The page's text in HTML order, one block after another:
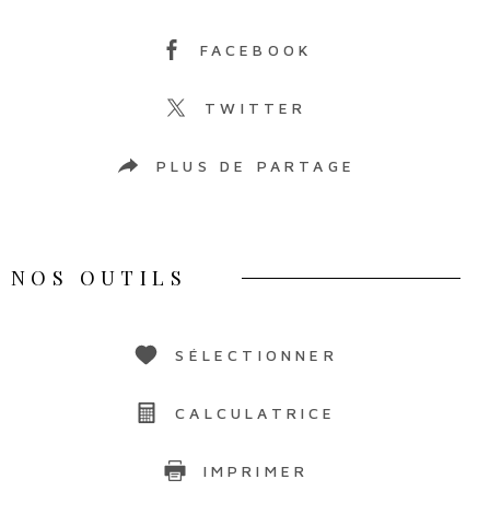
FACEBOOK
TWITTER
PLUS DE PARTAGE
NOS OUTILS
SÉLECTIONNER
CALCULATRICE
IMPRIMER